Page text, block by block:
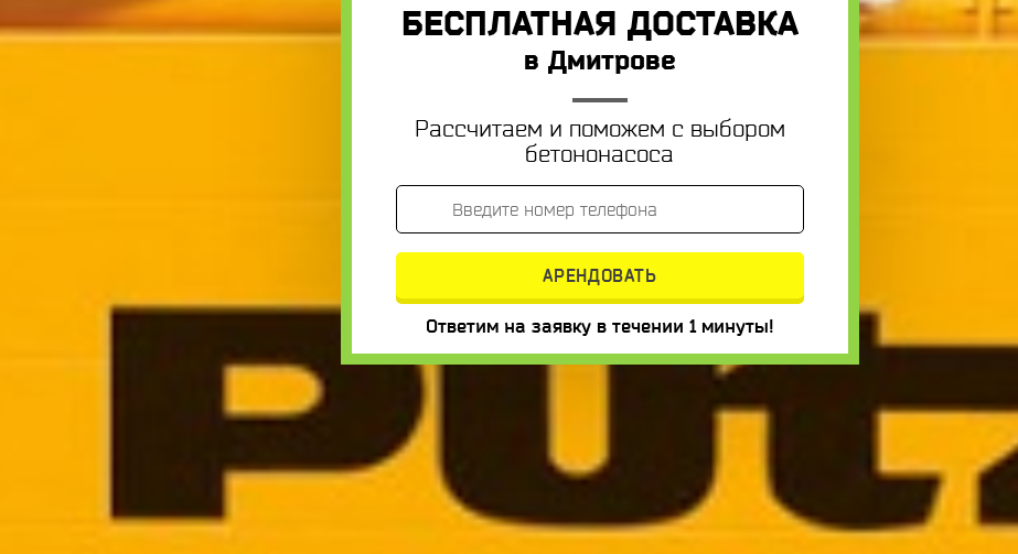
БЕСПЛАТНАЯ ДОСТАВКА
в Дмитрове
Рассчитаем и поможем с выбором
бетононасоса
Ответим на заявку в течении 1 минуты!